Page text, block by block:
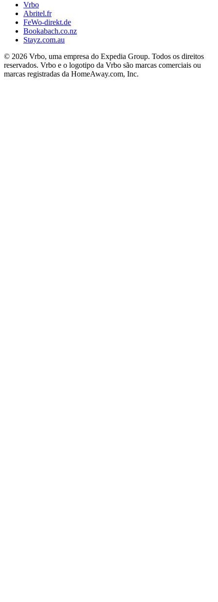
Vrbo
Abritel.fr
FeWo-direkt.de
Bookabach.co.nz
Stayz.com.au
© 2026 Vrbo, uma empresa do Expedia Group. Todos os direitos
reservados. Vrbo e o logotipo da Vrbo são marcas comerciais ou
marcas registradas da HomeAway.com, Inc.